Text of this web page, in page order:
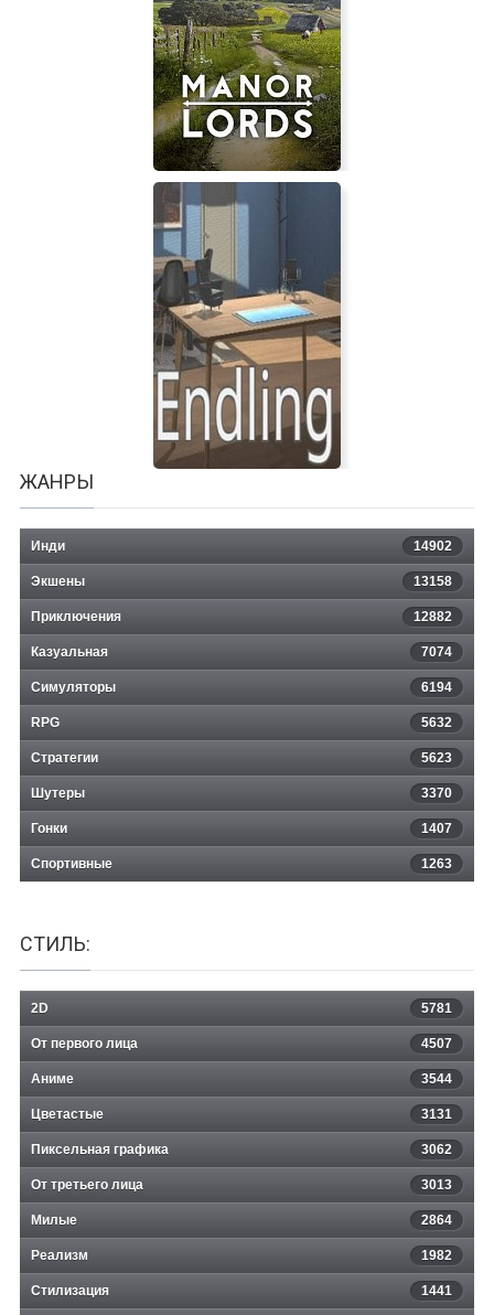
Silence Channel
Manor Lords
ЖАНРЫ
Инди 14902
Экшены 13158
Приключения 12882
Казуальная 7074
Симуляторы 6194
RPG 5632
Стратегии 5623
Шутеры 3370
Гонки 1407
Спортивные 1263
СТИЛЬ:
2D 5781
От первого лица 4507
Аниме 3544
Цветастые 3131
Пиксельная графика 3062
От третьего лица 3013
Милые 2864
Реализм 1982
Стилизация 1441